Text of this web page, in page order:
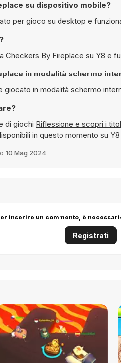
su dispositivo mobile?
per gioco su desktop e
Sì, è possibile giocare
Si può giocare a Checkers By Fireplace in modalità
Fireplace può essere giocato in modalità
di giochi
Riflessione e
in questo momento su Y8
10 Mag 2024
inserire un commento, è
Registrati